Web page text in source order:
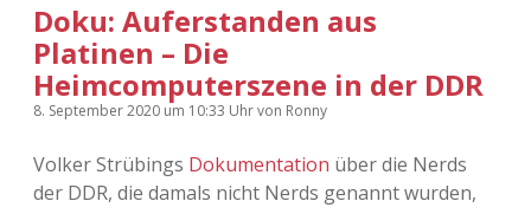
KFMW-Disco
kfmw.stuff
Nur mal so
Contact
Adventskalender Dropdown-
Menü
Adventskalender 2011
Doku: Auferstanden aus
Platinen – Die
Heimcomputerszene in der DDR
8. September 2020 um 10:33 Uhrvon Ronny
Volker Strübings Dokumentation über die Nerds
der DDR, die damals nicht Nerds genannt wurden,